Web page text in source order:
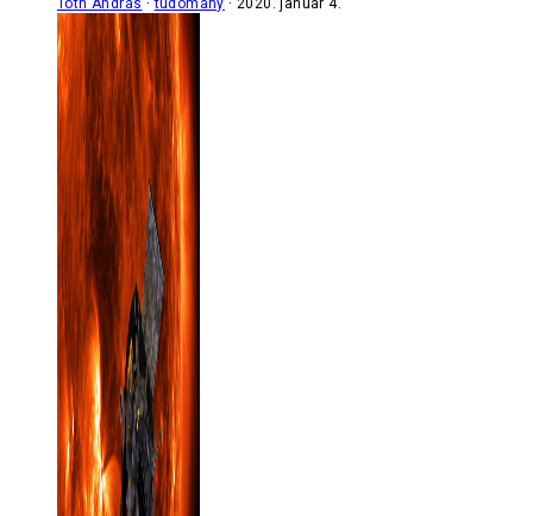
Tóth András tudomány 2020. január 4.